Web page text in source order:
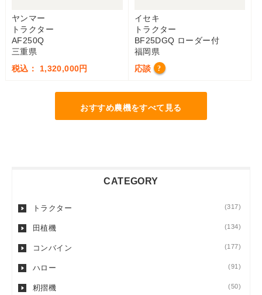
ヤンマー
トラクター
AF250Q
三重県
税込： 1,320,000円
イセキ
トラクター
BF25DGQ ローダー付
福岡県
応談
?
おすすめ農機をすべて見る
CATEGORY
トラクター (317)
田植機 (134)
コンバイン (177)
ハロー (91)
籾摺機 (50)